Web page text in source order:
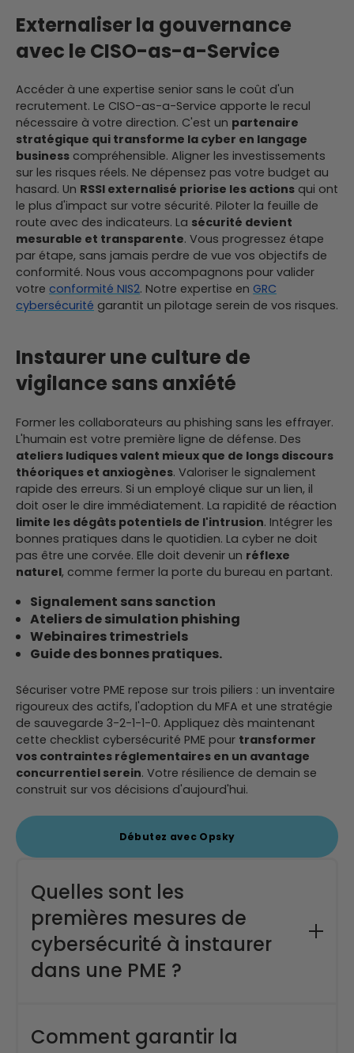
Externaliser la gouvernance
avec le CISO-as-a-Service
Accéder à une expertise senior sans le coût d'un
recrutement. Le CISO-as-a-Service apporte le recul
nécessaire à votre direction. C'est un partenaire
stratégique qui transforme la cyber en langage
business compréhensible. Aligner les investissements
sur les risques réels. Ne dépensez pas votre budget au
hasard. Un RSSI externalisé priorise les actions qui ont
le plus d'impact sur votre sécurité. Piloter la feuille de
route avec des indicateurs. La sécurité devient
mesurable et transparente. Vous progressez étape
par étape, sans jamais perdre de vue vos objectifs de
conformité. Nous vous accompagnons pour valider
votre conformité NIS2. Notre expertise en GRC
cybersécurité garantit un pilotage serein de vos risques.
Instaurer une culture de
vigilance sans anxiété
Former les collaborateurs au phishing sans les effrayer.
L'humain est votre première ligne de défense. Des
ateliers ludiques valent mieux que de longs discours
théoriques et anxiogènes. Valoriser le signalement
rapide des erreurs. Si un employé clique sur un lien, il
doit oser le dire immédiatement. La rapidité de réaction
limite les dégâts potentiels de l'intrusion. Intégrer les
bonnes pratiques dans le quotidien. La cyber ne doit
pas être une corvée. Elle doit devenir un réflexe
naturel, comme fermer la porte du bureau en partant.
Signalement sans sanction
Ateliers de simulation phishing
Webinaires trimestriels
Guide des bonnes pratiques.
Sécuriser votre PME repose sur trois piliers : un inventaire
rigoureux des actifs, l'adoption du MFA et une stratégie
de sauvegarde 3-2-1-1-0. Appliquez dès maintenant
cette checklist cybersécurité PME pour transformer
vos contraintes réglementaires en un avantage
concurrentiel serein. Votre résilience de demain se
construit sur vos décisions d'aujourd'hui.
Débutez avec Opsky
Quelles sont les
premières mesures de
cybersécurité à instaurer
dans une PME ?
commence par un inventaire exhaustif de vos
actifs : ordinateurs, serveurs, mobiles et
Comment garantir la